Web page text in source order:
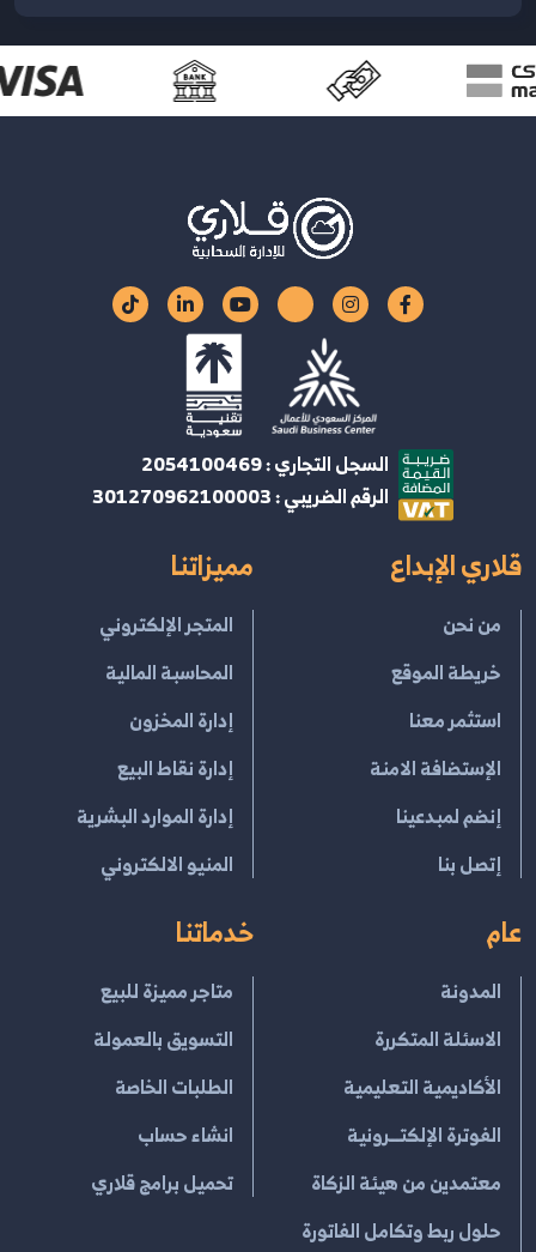
السجل التجاري : 2054100469
الرقم الضريبي : 301270962100003
قلاري الإبداع
من نحن
خريطة الموقع
استثمر معنا
الإستضافة الامنة
إنضم لمبدعينا
إتصل بنا
مميزاتنا
المتجر الإلكتروني
المحاسبة المالية
إدارة المخزون
إدارة نقاط البيع
إدارة الموارد البشرية
المنيو الالكتروني
عام
المدونة
الاسئلة المتكررة
الأكاديمية التعليمية
الفوترة الإلكتــرونية
معتمدين من هيئة الزكاة
حلول ربط وتكامل الفاتورة
خدماتنا
متاجر مميزة للبيع
التسويق بالعمولة
الطلبات الخاصة
انشاء حساب
تحميل برامج قلاري